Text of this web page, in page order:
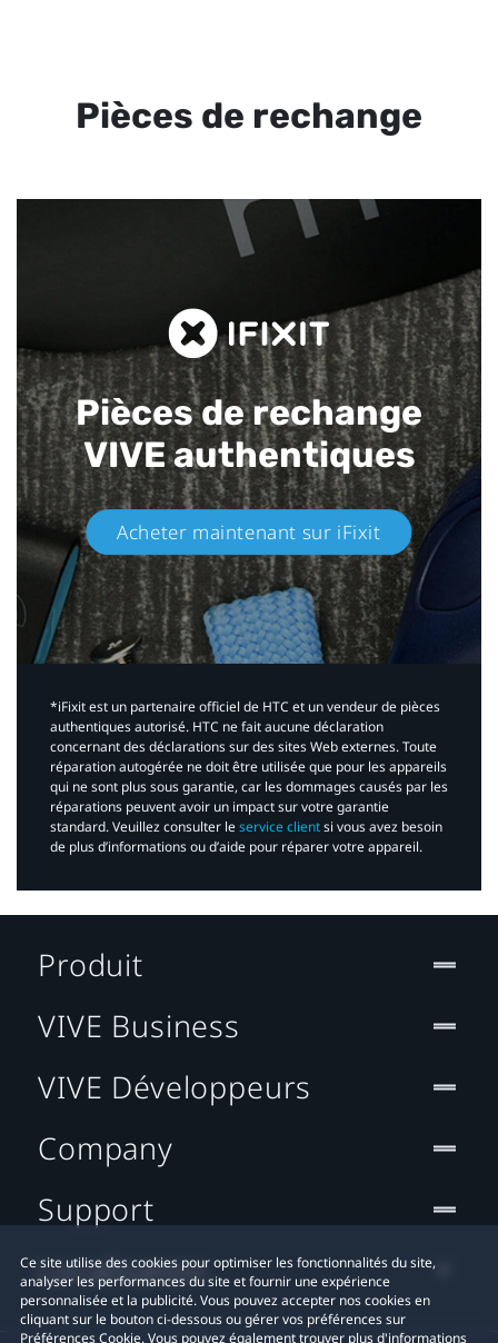
Pièces de rechange
Pièces de rechange
VIVE authentiques​
Acheter maintenant sur iFixit​
*iFixit est un partenaire officiel de HTC et un vendeur de pièces
authentiques autorisé. HTC ne fait aucune déclaration
concernant des déclarations sur des sites Web externes. Toute
réparation autogérée ne doit être utilisée que pour les appareils
qui ne sont plus sous garantie, car les dommages causés par les
réparations peuvent avoir un impact sur votre garantie
standard. Veuillez consulter leservice clientsi vous avez besoin
de plus d’informations ou d’aide pour réparer votre appareil.​
Ce site utilise des cookies pour optimiser les fonctionnalités du site,
analyser les performances du site et fournir une expérience
personnalisée et la publicité. Vous pouvez accepter nos cookies en
cliquant sur le bouton ci-dessous ou gérer vos préférences sur
Préférences Cookie. Vous pouvez également trouver plus d'informations
Produit
VIVE Business
VIVE Développeurs
Company
Support
Localisation